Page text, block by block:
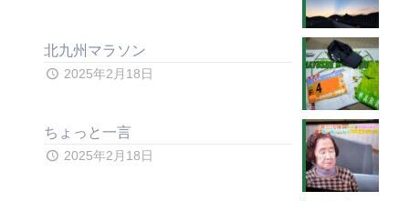
北九州マラソン
2025年2月18日
ちょっと一言
2025年2月18日